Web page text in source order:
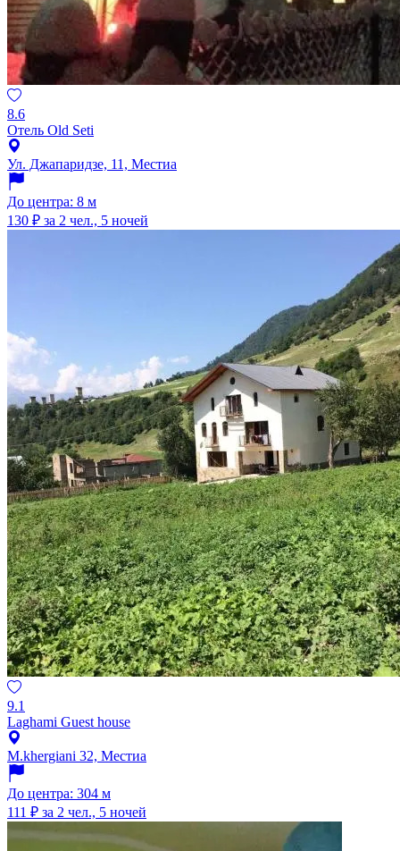
8.6
Отель Old Seti
Ул. Джапаридзе, 11, Местиа
До центра: 8 м
130 ₽ за 2 чел., 5 ночей
9.1
Laghami Guest house
M.khergiani 32, Местиа
До центра: 304 м
111 ₽ за 2 чел., 5 ночей